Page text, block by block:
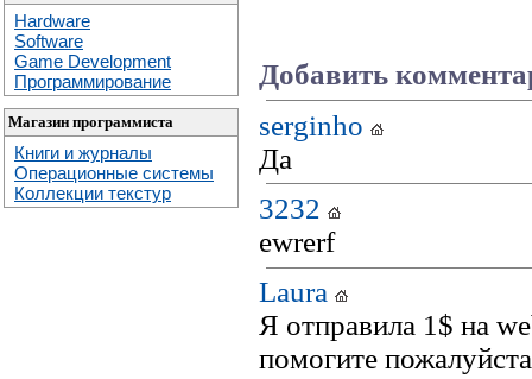
Hardware
Software
Game Development
Программирование
Магазин программиста
Книги и журналы
Операционные системы
Коллекции текстур
Добавить
serginho
Да
3232
ewrerf
Laura
Я отправила 1$ на
помогите